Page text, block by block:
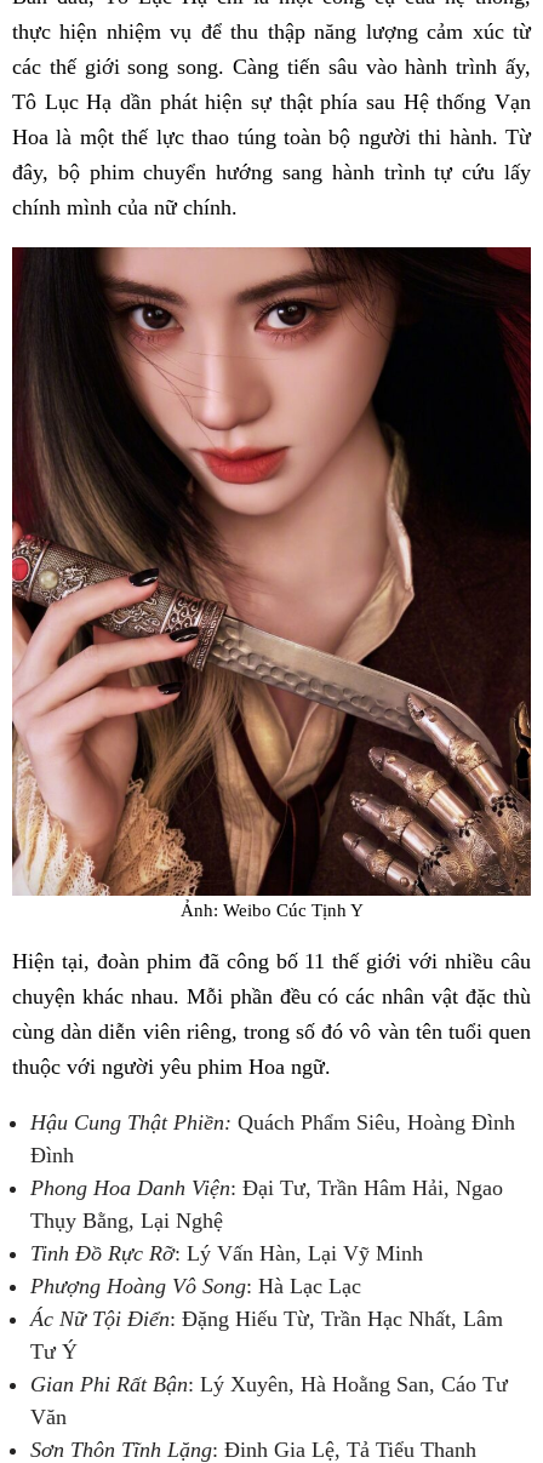
thực hiện nhiệm vụ để thu thập năng lượng cảm xúc từ
các thế giới song song. Càng tiến sâu vào hành trình ấy,
Tô Lục Hạ dần phát hiện sự thật phía sau Hệ thống Vạn
Hoa là một thế lực thao túng toàn bộ người thi hành. Từ
đây, bộ phim chuyển hướng sang hành trình tự cứu lấy
chính mình của nữ chính.
Ảnh: Weibo Cúc Tịnh Y
Hiện tại, đoàn phim đã công bố 11 thế giới với nhiều câu
chuyện khác nhau. Mỗi phần đều có các nhân vật đặc thù
cùng dàn diễn viên riêng, trong số đó vô vàn tên tuổi quen
thuộc với người yêu phim Hoa ngữ.
Hậu Cung Thật Phiền: Quách Phẩm Siêu, Hoàng Đình
Đình
Phong Hoa Danh Viện: Đại Tư, Trần Hâm Hải, Ngao
Thụy Bằng, Lại Nghệ
Tinh Đồ Rực Rỡ: Lý Vấn Hàn, Lại Vỹ Minh
Phượng Hoàng Vô Song: Hà Lạc Lạc
Ác Nữ Tội Điển: Đặng Hiếu Từ, Trần Hạc Nhất, Lâm
Tư Ý
Gian Phi Rất Bận: Lý Xuyên, Hà Hoằng San, Cáo Tư
Văn
Sơn Thôn Tĩnh Lặng: Đinh Gia Lệ, Tả Tiểu Thanh